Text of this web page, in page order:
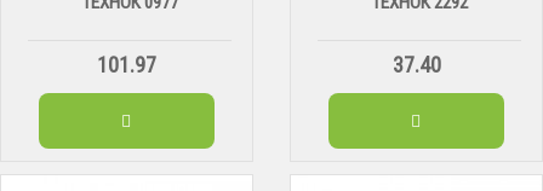
101.97 37.40